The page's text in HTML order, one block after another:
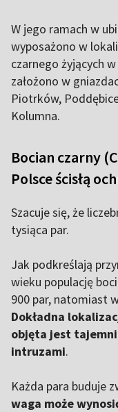
W jego ramach w
wyposażono w
czarnego żyjących
założono w
Piotrków,
Kolumna.
Bocian czarny
Polsce ścisłą
Szacuje się, że
tysiąca par.
Jak podkreślają
wieku populację
900 par, natomiast
Dokładna
objęta jest
intruzami.
Każda para buduje
waga może